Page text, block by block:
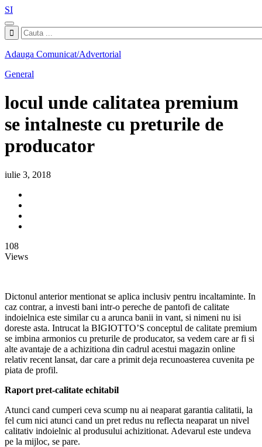
SI
Adauga Comunicat/Advertorial
General
locul unde calitatea premium
se intalneste cu preturile de
producator
iulie 3, 2018
108
Views
Dictonul anterior mentionat se aplica inclusiv pentru incaltaminte. In
caz contrar, a investi bani intr-o pereche de pantofi de calitate
indoielnica este similar cu a arunca banii in vant, si nimeni nu isi
doreste asta. Intrucat la BIGIOTTO’S conceptul de calitate premium
se imbina armonios cu preturile de producator, sa vedem care ar fi si
alte avantaje de a achizitiona din cadrul acestui magazin online
relativ recent lansat, dar care a primit deja recunoasterea cuvenita pe
piata de profil.
Raport pret-calitate echitabil
Atunci cand cumperi ceva scump nu ai neaparat garantia calitatii, la
fel cum nici atunci cand un pret redus nu reflecta neaparat un nivel
calitativ indoielnic al produsului achizitionat. Adevarul este undeva
pe la mijloc, se pare.